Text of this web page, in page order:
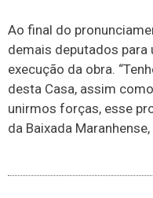
Ao final do
demais deputados
execução da obra.
desta Casa, assim
unirmos forças, esse
da Baixada